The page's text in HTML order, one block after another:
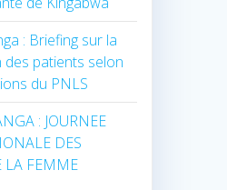
: Briefing sur la
des patients selon
du PNLS
: JOURNEE
DES
LA FEMME